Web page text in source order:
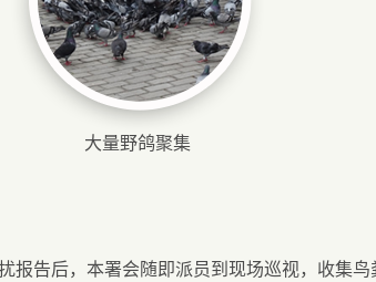
大量野鸽聚集
报告后，本署会随即派员到现场巡视，收集